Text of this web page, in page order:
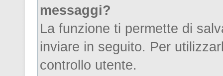
messaggi?
La funzione ti permette di
inviare in seguito. Per
controllo utente.